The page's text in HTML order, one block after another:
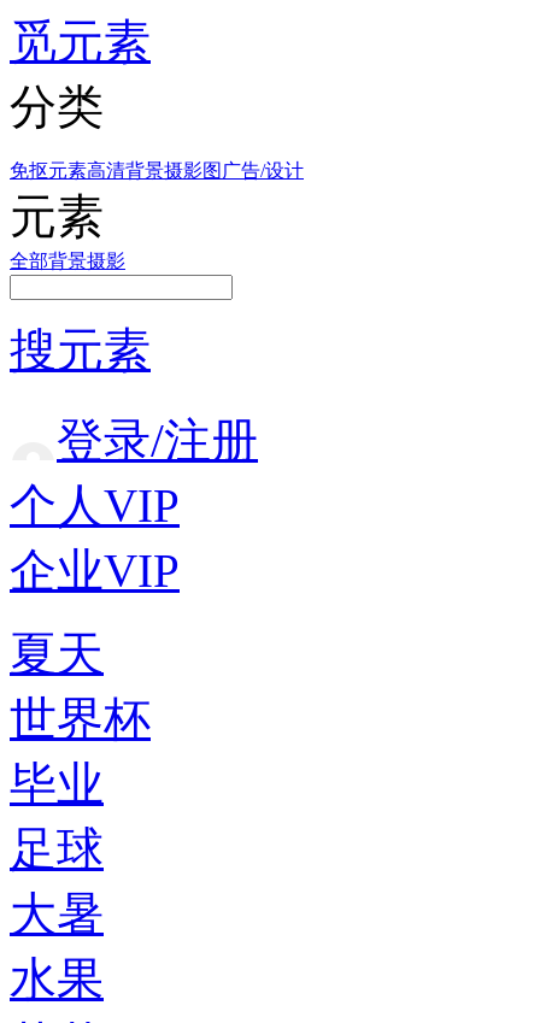
觅元素
分类
免抠元素高清背景摄影图 广告/设计
元素
全部背景摄影
搜元素
登录/注册
个人VIP
企业VIP
夏天
世界杯
毕业
足球
大暑
水果